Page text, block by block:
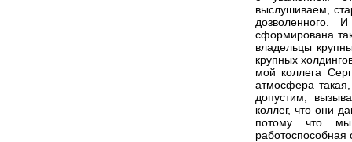
выслушиваем,
дозволенного.
сформирована
владельцы
крупных
мой коллега
атмосфера
допустим,
коллег, что они
потому что
работоспособная